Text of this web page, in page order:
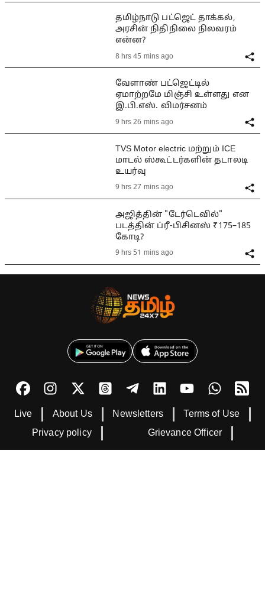
தமிழ்நாடு பட்ஜெட் தாக்கல்,
அரசின் நிதிநிலை நிலவரம்
என்ன?
8 hrs 45 mins ago
வேளாண் பட்ஜெட்டில்
ஏமாற்றமே மிஞ்சி உள்ளது என
இ.பி.எஸ். விமர்சனம்
9 hrs 26 mins ago
TVS Motor electric மற்றும் ICE
மாடல் ஸ்கூட்டர்களின் தடாலடி
உயர்வு
9 hrs 27 mins ago
அஜித்தின் "டேர்டெவில்"
படத்தின் ப்ரீ-பிசினஸ் ₹175–185
கோடி?
9 hrs 51 mins ago
Live About Us Newsletters
Terms of Use
Privacy policy
Grievance Officer